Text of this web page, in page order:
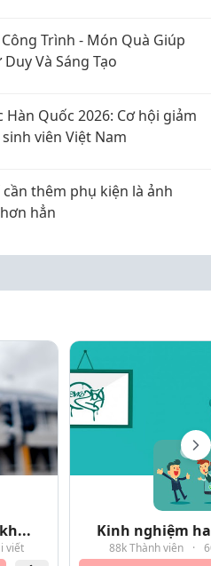
Trình - Món Quà Giúp
Và Sáng Tạo
Quốc 2026: Cơ hội giảm
viên Việt Nam
thêm phụ kiện là ảnh
hẳn
viết
Kinh nghiệm
88k Thành viên ·